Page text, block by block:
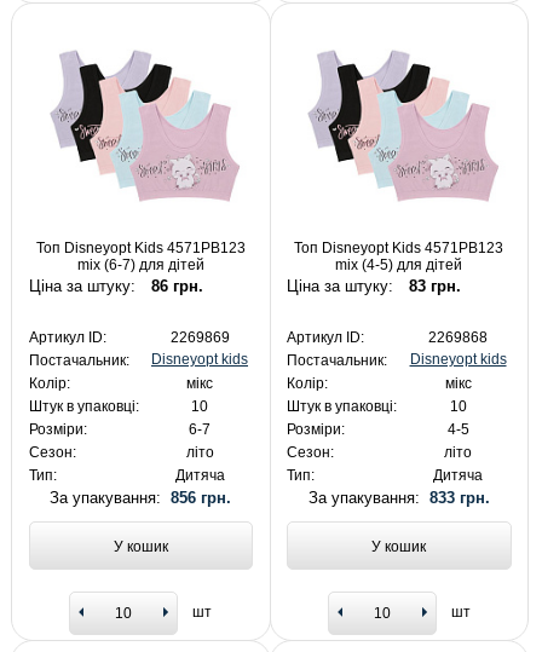
Топ Disneyopt Kids 4571PB123
mix (6-7) для дітей
Ціна за штуку: 86 грн.
Артикул ID:
2269869
Постачальник:
Disneyopt kids
Колір:
мікс
Штук в упаковці:
10
Розміри:
6-7
Сезон:
літо
Тип:
Дитяча
За упакування:856 грн.
У кошик
шт
Топ Disneyopt Kids 4571PB123
mix (4-5) для дітей
Ціна за штуку: 83 грн.
Артикул ID:
2269868
Постачальник:
Disneyopt kids
Колір:
мікс
Штук в упаковці:
10
Розміри:
4-5
Сезон:
літо
Тип:
Дитяча
За упакування: 833 грн.
У кошик
шт